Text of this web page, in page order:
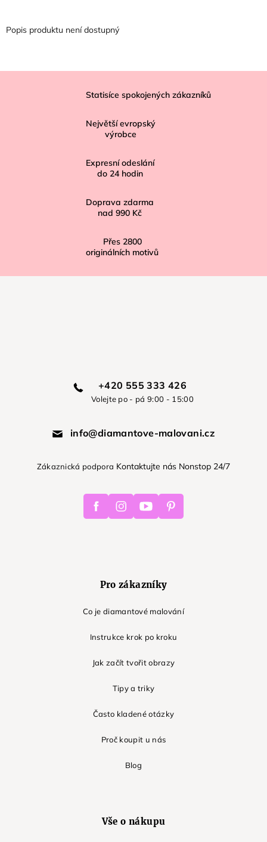
Popis produktu není dostupný
Statisíce spokojených zákazníků
Největší evropský
výrobce
Expresní odeslání
do 24 hodin
Doprava zdarma
nad 990 Kč
Přes 2800
originálních motivů
+420 555 333 426
Volejte po - pá 9:00 - 15:00
info@diamantove-malovani.cz
Zákaznická podpora Kontaktujte nás Nonstop 24/7
FacebookInstagramYoutube Pinterest
Pro zákazníky
Co je diamantové malování
Instrukce krok po kroku
Jak začít tvořit obrazy
Tipy a triky
Často kladené otázky
Proč koupit u nás
Blog
Vše o nákupu